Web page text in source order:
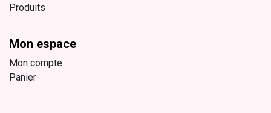
Produits
Mon espace
Mon compte
Panier